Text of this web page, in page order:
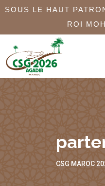
SOUS LE HAUT
ROI
CSG MAROC